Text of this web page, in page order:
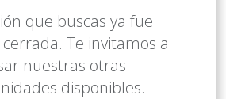
que buscas ya fue
Te invitamos a
nuestras otras
disponibles.